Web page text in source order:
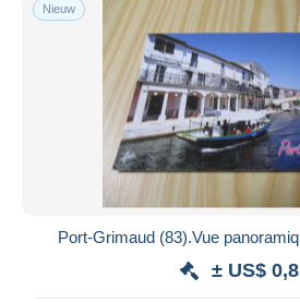
Nieuw
Port-Grimaud (83).Vue
± US$